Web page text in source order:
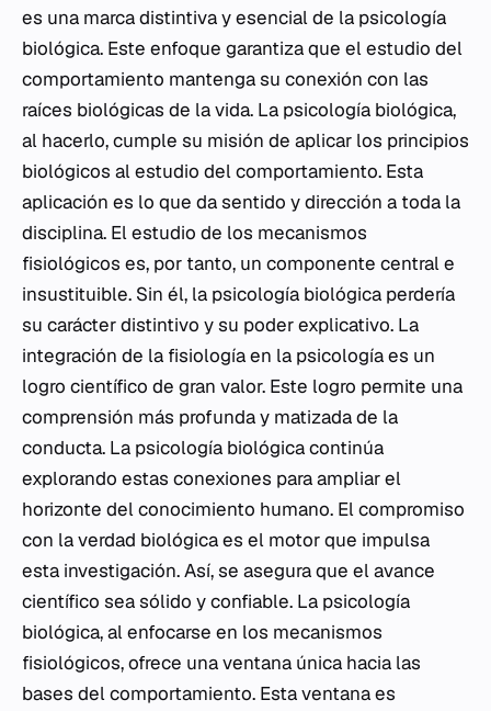
es una marca distintiva y esencial de la psicología
biológica. Este enfoque garantiza que el estudio del
comportamiento mantenga su conexión con las
raíces biológicas de la vida. La psicología biológica,
al hacerlo, cumple su misión de aplicar los principios
biológicos al estudio del comportamiento. Esta
aplicación es lo que da sentido y dirección a toda la
disciplina. El estudio de los mecanismos
fisiológicos es, por tanto, un componente central e
insustituible. Sin él, la psicología biológica perdería
su carácter distintivo y su poder explicativo. La
integración de la fisiología en la psicología es un
logro científico de gran valor. Este logro permite una
comprensión más profunda y matizada de la
conducta. La psicología biológica continúa
explorando estas conexiones para ampliar el
horizonte del conocimiento humano. El compromiso
con la verdad biológica es el motor que impulsa
esta investigación. Así, se asegura que el avance
científico sea sólido y confiable. La psicología
biológica, al enfocarse en los mecanismos
fisiológicos, ofrece una ventana única hacia las
bases del comportamiento. Esta ventana es